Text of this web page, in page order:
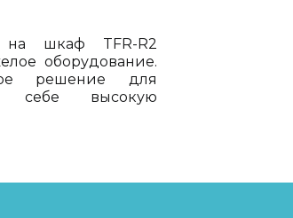
на шкаф TFR-R2
оборудование.
решение для
в себе высокую